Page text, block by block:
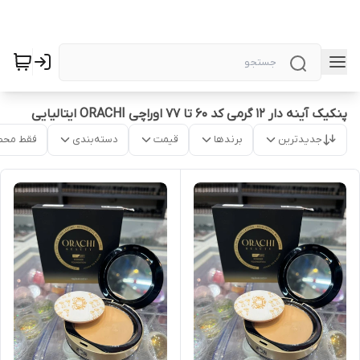
پنکیک آینه دار 12 گرمی کد 60 تا 77 اوراچی ORACHI ایتالیایی
جدیدترین برندها قیمت دسته‌بندی فقط